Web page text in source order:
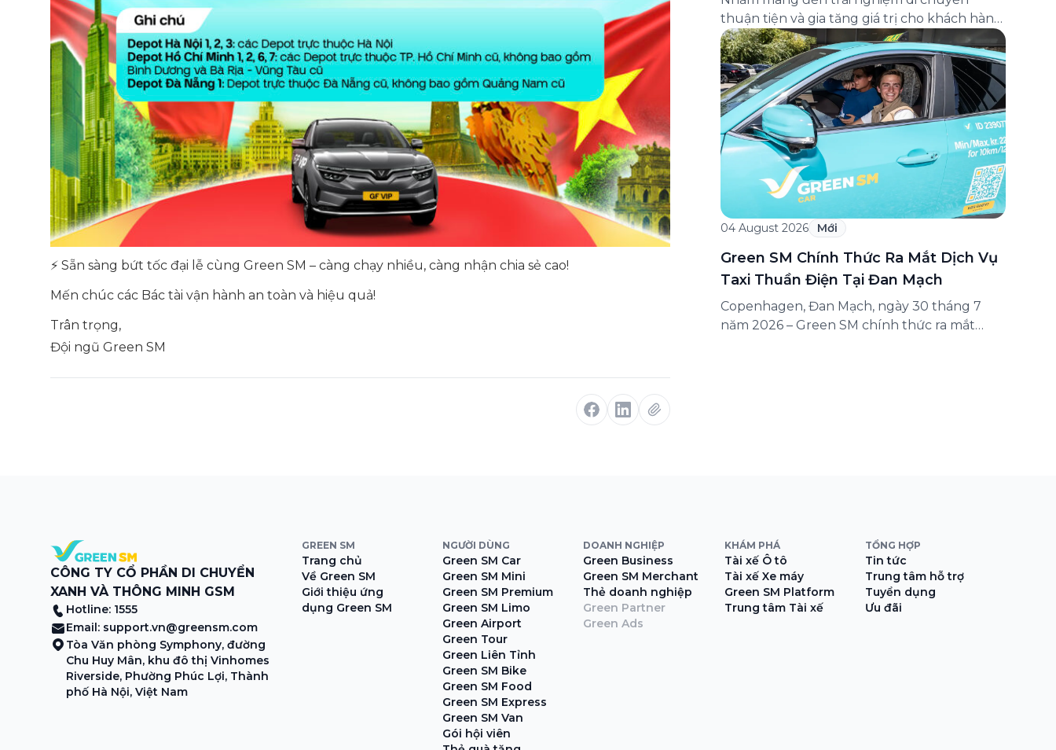
⚡ Sẵn sàng bứt tốc đại lễ cùng Green SM – càng chạy nhiều, càng nhận chia sẻ cao!
Mến chúc các Bác tài vận hành an toàn và hiệu quả!
Trân trọng,
Đội ngũ Green SM
cho khách hàng
thuận tiện và gia tăng giá trị cho khách hàng,
Green SM chính thức triển khai chương
trình hợp tác cùng hệ thống nhà hàng Dao
Niu Guo – Lẩu bò tươi Triều Châu trên toàn
quốc. Theo đó, khách hàng sử dụng các dịch
vụ của Green […]
04 August 2026 Mới
Green SM Chính Thức Ra Mắt Dịch Vụ
Taxi Thuần Điện Tại Đan Mạch
Copenhagen, Đan Mạch, ngày 30 tháng 7
năm 2026 – Green SM chính thức ra mắt
CÔNG TY CỔ PHẦN DI CHUYỂN
XANH VÀ THÔNG MINH GSM
Hotline: 1555
Email: support.vn@greensm.com
Tòa Văn phòng Symphony, đường
Chu Huy Mân, khu đô thị Vinhomes
Riverside, Phường Phúc Lợi, Thành
phố Hà Nội, Việt Nam
GREEN SM
Trang chủ
Về Green SM
Giới thiệu ứng
dụng Green SM
NGƯỜI DÙNG
Green SM Car
Green SM Mini
Green SM Premium
Green SM Limo
Green Airport
Green Tour
Green Liên Tỉnh
Green SM Bike
Green SM Food
Green SM Express
Green SM Van
Gói hội viên
DOANH NGHIỆP
Green Business
Green SM Merchant
Thẻ doanh nghiệp
Green Partner
Green Ads
KHÁM PHÁ
Tài xế Ô tô
Tài xế Xe máy
Green SM Platform
Trung tâm Tài xế
TỔNG HỢP
Tin tức
Trung tâm hỗ trợ
Tuyển dụng
Ưu đãi